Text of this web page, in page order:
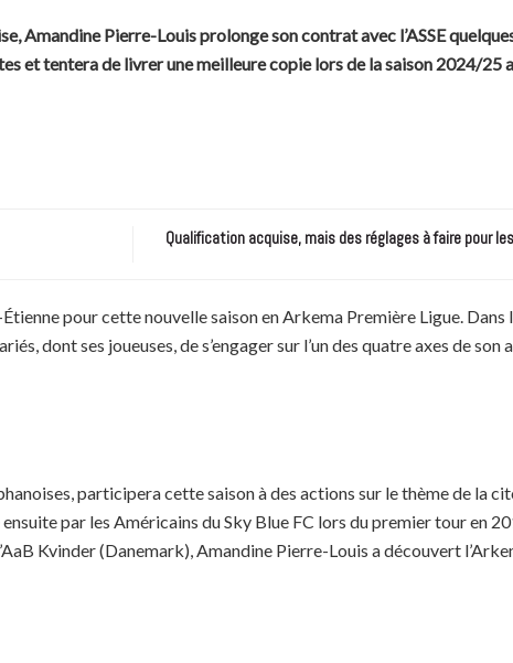
Amandine Pierre-Louis prolonge son contrat avec l’ASSE
et tentera de livrer une meilleure copie lors de la saison 2024/25
Qualification acquise, mais des réglages à faire pour
pour cette nouvelle saison en Arkema Première Ligue.
dont ses joueuses, de s’engager sur l’un des quatre axes de
participera cette saison à des actions sur le thème de la
par les Américains du Sky Blue FC lors du premier tour en
Kvinder (Danemark), Amandine Pierre-Louis a découvert